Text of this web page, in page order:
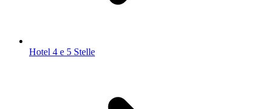
Hotel 4 e 5 Stelle